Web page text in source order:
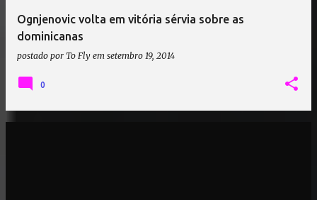
Ognjenovic volta em vitória sérvia sobre as
dominicanas
postado por To Fly em setembro 19, 2014
0